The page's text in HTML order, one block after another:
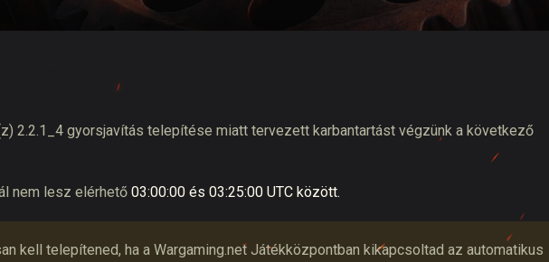
2.2.1_4 gyorsjavítás telepítése miatt tervezett karbantartást végzünk a következő
nem lesz elérhető 03:00:00 és 03:25:00 UTC között.
kell telepítened, ha a Wargaming.net Játékközpontban kikapcsoltad az automatikus